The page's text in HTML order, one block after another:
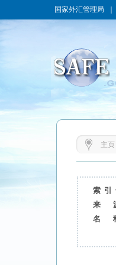
国家外汇管理局
主页
索 引
来
名